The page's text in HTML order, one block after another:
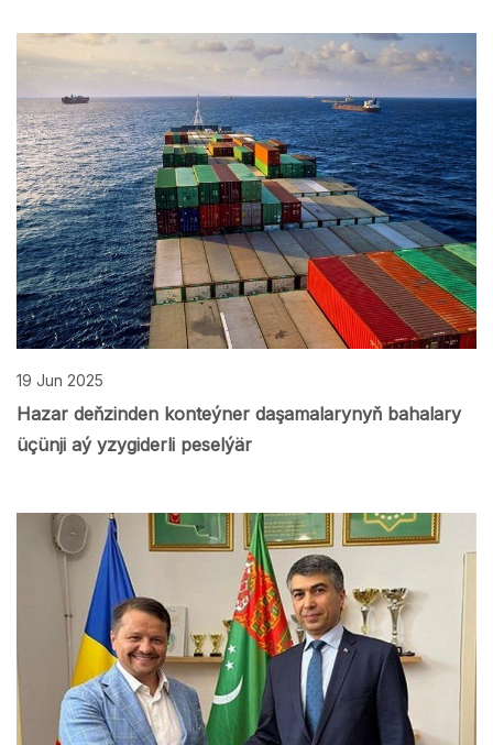
19 Jun 2025
Hazar deňzinden konteýner daşamalarynyň bahalary
üçünji aý yzygiderli peselýär